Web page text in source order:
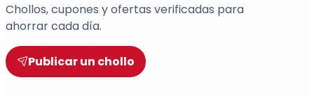
Chollos, cupones y ofertas verificadas para
ahorrar cada día.
Publicar un chollo